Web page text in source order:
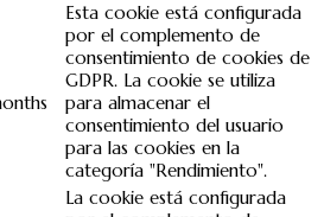
Esta cookie está configurada
por el complemento de
consentimiento de cookies de
GDPR. La cookie se utiliza
para almacenar el
consentimiento del usuario
para las cookies en la
categoría "Rendimiento".
La cookie está configurada